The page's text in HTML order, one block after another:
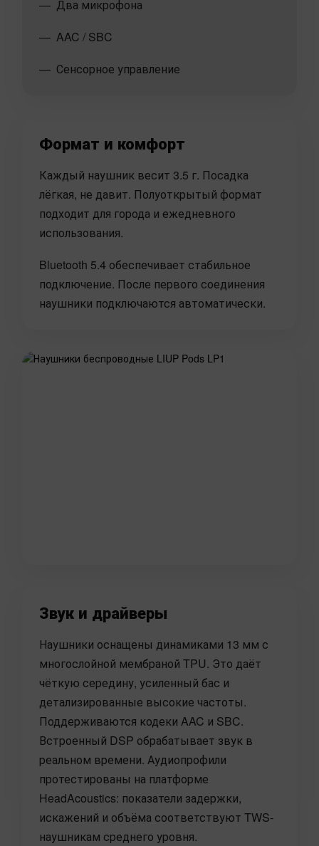
Два микрофона
AAC / SBC
Сенсорное управление
Формат и комфорт
Каждый наушник весит 3.5 г. Посадка
лёгкая, не давит. Полуоткрытый формат
подходит для города и ежедневного
использования.
Bluetooth 5.4 обеспечивает стабильное
подключение. После первого соединения
наушники подключаются автоматически.
Звук и драйверы
Наушники оснащены динамиками 13 мм с
многослойной мембраной TPU. Это даёт
чёткую середину, усиленный бас и
детализированные высокие частоты.
Поддерживаются кодеки AAC и SBC.
Встроенный DSP обрабатывает звук в
реальном времени. Аудиопрофили
протестированы на платформе
HeadAcoustics: показатели задержки,
искажений и объёма соответствуют TWS-
наушникам среднего уровня.